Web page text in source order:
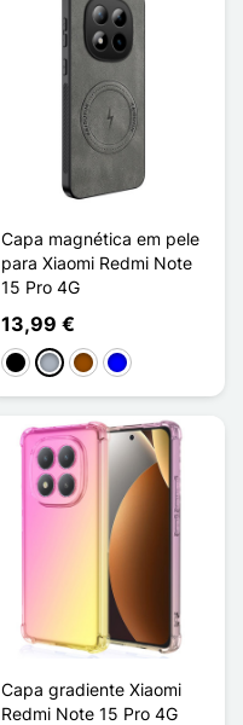
Capa magnética em pele
para Xiaomi Redmi Note
15 Pro 4G
13,99 €
PretoCinzento
Castanho
Azul
Capa gradiente Xiaomi
Redmi Note 15 Pro 4G